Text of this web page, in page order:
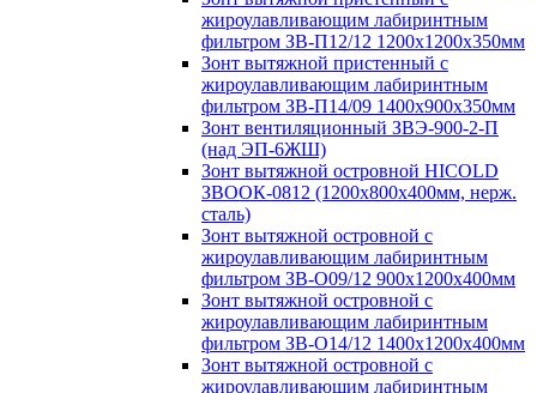
жироулавливающим лабиринтным
фильтром ЗВ-П12/12 1200х1200х350мм
Зонт вытяжной пристенный с
жироулавливающим лабиринтным
фильтром ЗВ-П14/09 1400х900х350мм
Зонт вентиляционный ЗВЭ-900-2-П
(над ЭП-6ЖШ)
Зонт вытяжной островной HICOLD
ЗВООК-0812 (1200х800x400мм, нерж.
сталь)
Зонт вытяжной островной с
жироулавливающим лабиринтным
фильтром ЗВ-О09/12 900х1200х400мм
Зонт вытяжной островной с
жироулавливающим лабиринтным
фильтром ЗВ-О14/12 1400х1200х400мм
Зонт вытяжной островной с
жироулавливающим лабиринтным